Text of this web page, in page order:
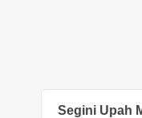
Segini Upah